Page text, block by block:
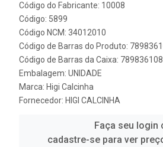
Código do Fabricante: 10008
Código: 5899
Código NCM: 34012010
Código de Barras do Produto:
Código de Barras da Caixa:
Embalagem: UNIDADE
Marca: Higi Calcinha
Fornecedor: HIGI CALCINHA
Faça seu login
cadastre-se para ver